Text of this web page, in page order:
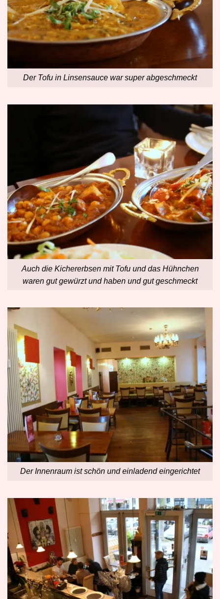
Der Tofu in Linsensauce war super abgeschmeckt
Auch die Kichererbsen mit Tofu und das Hühnchen
waren gut gewürzt und haben und gut geschmeckt
Der Innenraum ist schön und einladend eingerichtet